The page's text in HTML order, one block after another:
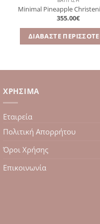
Minimal Pineapple
355.00€
ΔΙΑΒΆΣΤΕ
ΧΡΉΣΙΜΑ
Εταιρεία
Πολιτική Απορρήτου
Όροι Χρήσης
Επικοινωνία